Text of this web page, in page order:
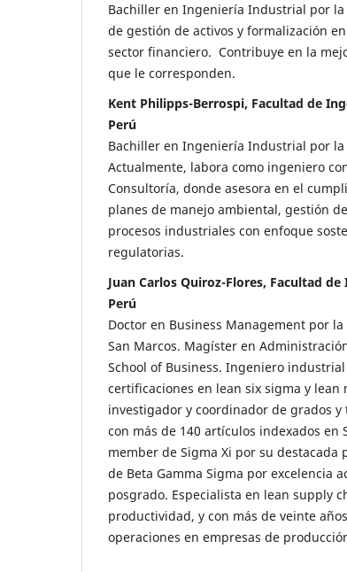
Bachiller en Ingeniería Industrial por
de gestión de activos y formalización
sector financiero. Contribuye en la
que le corresponden.
Kent Philipps-Berrospi, Facultad de
Perú
Bachiller en Ingeniería Industrial por la
Actualmente, labora como ingeniero
Consultoría, donde asesora en el
planes de manejo ambiental, gestión
procesos industriales con enfoque
regulatorias.
Juan Carlos Quiroz-Flores, Facultad
Perú
Doctor en Business Management por
San Marcos. Magíster en
School of Business. Ingeniero
certificaciones en lean six sigma y
investigador y coordinador de grados
con más de 140 artículos indexados en
member de Sigma Xi por su
de Beta Gamma Sigma por excelencia
posgrado. Especialista en lean supply
productividad, y con más de veinte
operaciones en empresas de